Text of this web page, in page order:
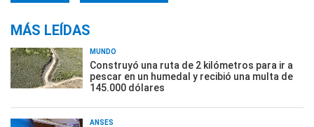
MÁS LEÍDAS
MUNDO
Construyó una ruta de 2 kilómetros para ir a
pescar en un humedal y recibió una multa de
145.000 dólares
ANSES